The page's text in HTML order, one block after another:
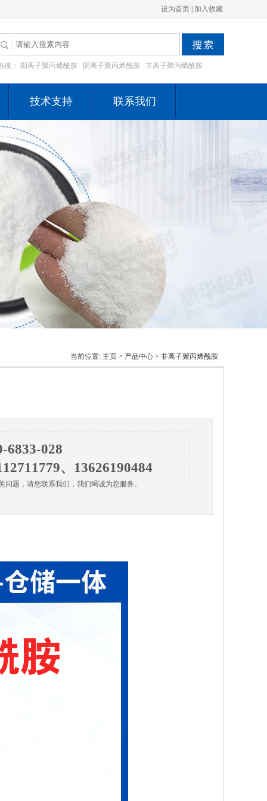
设为首页 加入收藏
搜： 阳离子聚丙烯酰胺 阴离子聚丙烯酰胺 非离子聚丙烯酰胺
技术支持 联系我们
当前位置: 主页 > 产品中心 > 非离子聚丙烯酰胺
6833-028
、13626190484
问题，请您联系我们，我们竭诚为您服务。